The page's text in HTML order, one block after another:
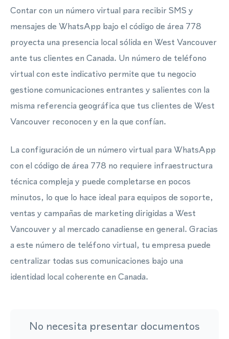
Contar con un número virtual para recibir SMS y
mensajes de WhatsApp bajo el código de área 778
proyecta una presencia local sólida en West Vancouver
ante tus clientes en Canada. Un número de teléfono
virtual con este indicativo permite que tu negocio
gestione comunicaciones entrantes y salientes con la
misma referencia geográfica que tus clientes de West
Vancouver reconocen y en la que confían.
La configuración de un número virtual para WhatsApp
con el código de área 778 no requiere infraestructura
técnica compleja y puede completarse en pocos
minutos, lo que lo hace ideal para equipos de soporte,
ventas y campañas de marketing dirigidas a West
Vancouver y al mercado canadiense en general. Gracias
a este número de teléfono virtual, tu empresa puede
centralizar todas sus comunicaciones bajo una
identidad local coherente en Canada.
No necesita presentar documentos